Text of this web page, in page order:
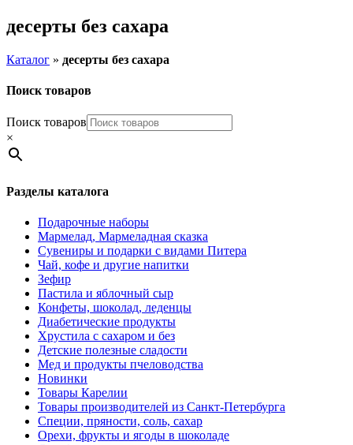
десерты без сахара
Каталог » десерты без сахара
Поиск товаров
Поиск товаров
×
Разделы каталога
Подарочные наборы
Мармелад, Мармеладная сказка
Сувениры и подарки с видами Питера
Чай, кофе и другие напитки
Зефир
Пастила и яблочный сыр
Конфеты, шоколад, леденцы
Диабетические продукты
Хрустила с сахаром и без
Детские полезные сладости
Мед и продукты пчеловодства
Новинки
Товары Карелии
Товары производителей из Санкт-Петербурга
Специи, пряности, соль, сахар
Орехи, фрукты и ягоды в шоколаде